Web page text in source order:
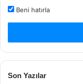
Beni hatırla
Son Yazılar